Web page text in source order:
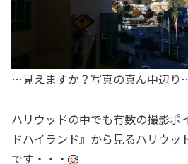
…見えますか？写真の真ん中辺り
ハリウッドの中でも有数の撮影ポ
ドハイランド』から見るハリウッ
です・・・